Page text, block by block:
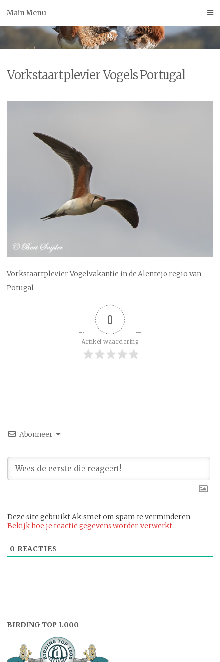
Main Menu
Vorkstaartplevier Vogels Portugal
Vorkstaartplevier Vogelvakantie in de Alentejo regio van
Potugal
0
Artikel waardering
Abonneer
Deze site gebruikt Akismet om spam te verminderen.
Bekijk hoe je reactie gegevens worden verwerkt.
0 REACTIES
BIRDING TOP 1.000